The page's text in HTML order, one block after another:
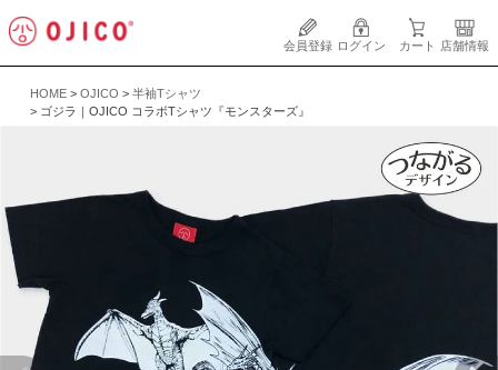
会員登録 ログイン カート 店舗情報
HOME OJICO
半袖Tシャツ
ゴジラ｜OJICO コラボTシャツ『モンスターズ』